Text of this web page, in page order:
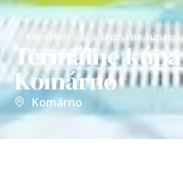
Kúpalisko Termálne
Termálne
Komárno
Komárno